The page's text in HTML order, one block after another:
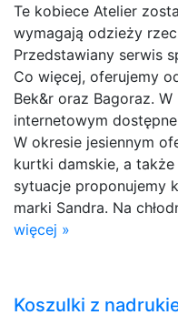
Te kobiece Atelier
wymagają odzieży
Przedstawiany serwis
Co więcej, oferujemy
Bek&r oraz Bagoraz.
internetowym
W okresie jesiennym
kurtki damskie, a także
sytuacje proponujemy
marki Sandra. Na
więcej »
Koszulki z